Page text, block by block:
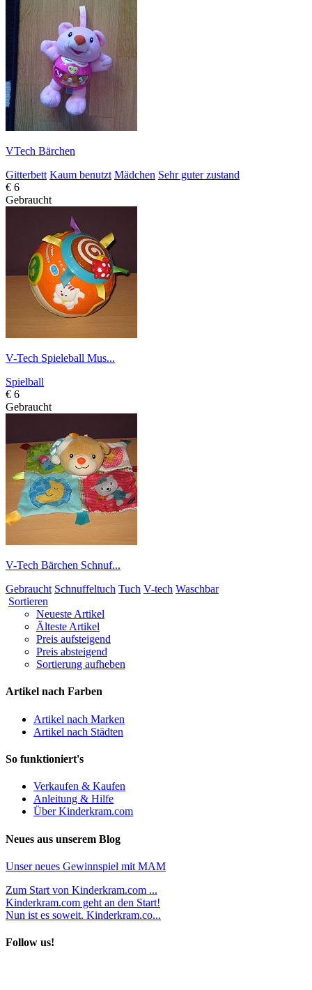
VTech Bärchen
Gitterbett Kaum benutzt Mädchen Sehr guter zustand
€ 6
Gebraucht
V-Tech Spieleball Mus...
Spielball
€ 6
Gebraucht
V-Tech Bärchen Schnuf...
Gebraucht Schnuffeltuch Tuch V-tech Waschbar
Sortieren
Neueste Artikel
Älteste Artikel
Preis aufsteigend
Preis absteigend
Sortierung aufheben
Artikel nach Farben
Artikel nach Marken
Artikel nach Städten
So funktioniert's
Verkaufen & Kaufen
Anleitung & Hilfe
Über Kinderkram.com
Neues aus unserem Blog
Unser neues Gewinnspiel mit MAM
Zum Start von Kinderkram.com ...
Kinderkram.com geht an den Start!
Nun ist es soweit. Kinderkram.co...
Follow us!